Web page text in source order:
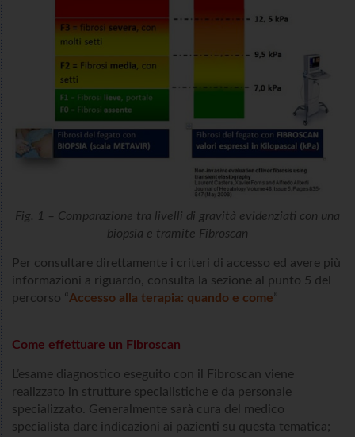
Fig. 1 – Comparazione tra livelli di gravità evidenziati con una
biopsia e tramite Fibroscan
Per consultare direttamente i criteri di accesso ed avere più
informazioni a riguardo, consulta la sezione al punto 5 del
percorso “ Accesso alla terapia: quando e come”
Come effettuare un Fibroscan
L’esame diagnostico eseguito con il Fibroscan viene
realizzato in strutture specialistiche e da personale
specializzato. Generalmente sarà cura del medico
specialista dare indicazioni ai pazienti su questa tematica;